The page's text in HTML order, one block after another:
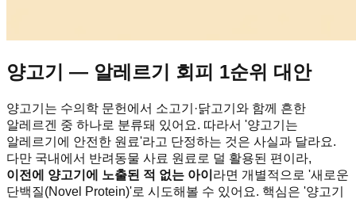
양고기 — 알레르기 회피 1순위 대안
양고기는 수의학 문헌에서 소고기·닭고기와 함께 흔한
알레르겐 중 하나로 분류돼 있어요. 따라서 '양고기는
알레르기에 안전한 원료'라고 단정하는 것은 사실과 달라요.
다만 국내에서 반려동물 사료 원료로 덜 활용된 편이라,
이전에 양고기에 노출된 적 없는 아이 라면 개별적으로 '새로운
단백질(Novel Protein)'로 시도해볼 수 있어요. 핵심은 '양고기